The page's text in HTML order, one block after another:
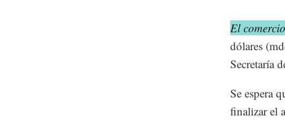
El
dólares
Secretaría
Se espera
finalizar el